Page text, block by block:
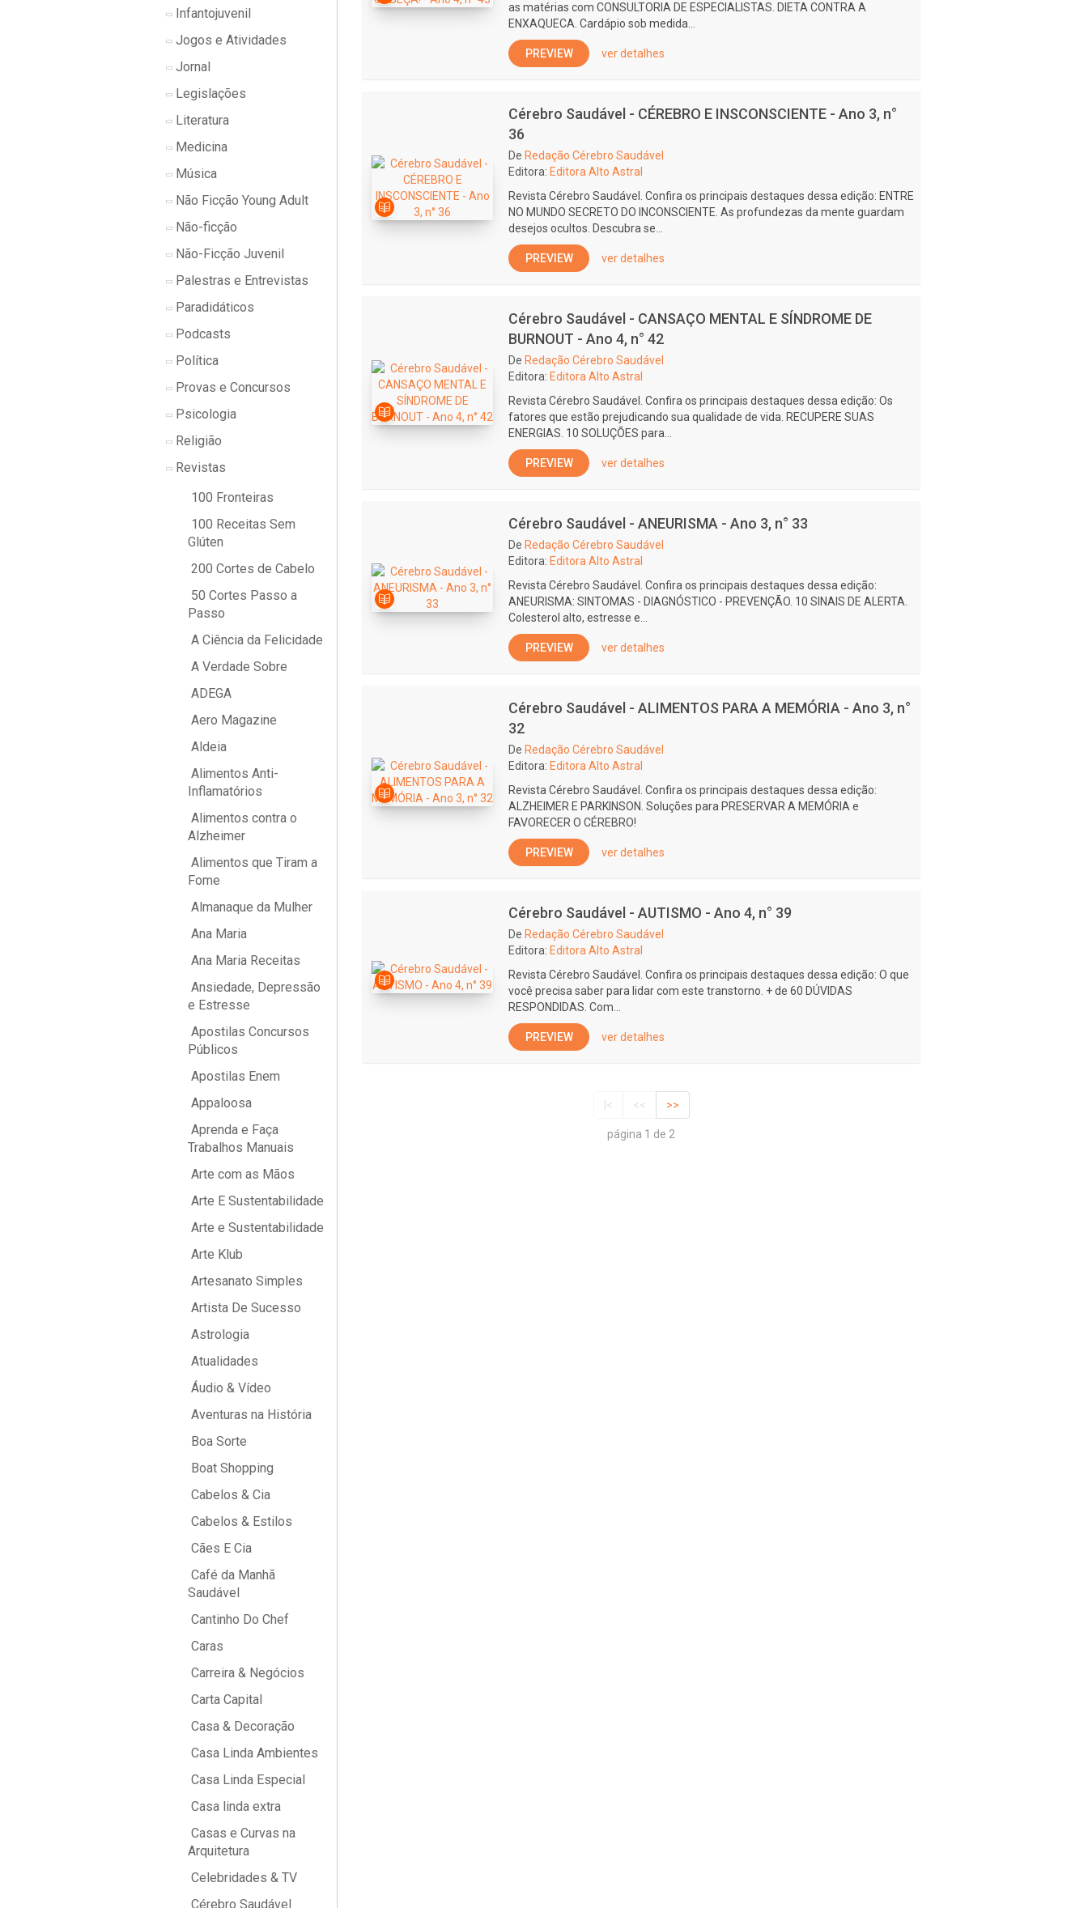
Infantojuvenil
Jogos e Atividades
Jornal
Legislações
Literatura
Medicina
Música
Não Ficção Young Adult
Não-ficção
Não-Ficção Juvenil
Palestras e Entrevistas
Paradidáticos
Podcasts
Política
Provas e Concursos
Psicologia
Religião
Revistas
100 Fronteiras
100 Receitas Sem
Glúten
200 Cortes de Cabelo
50 Cortes Passo a
Passo
A Ciência da Felicidade
A Verdade Sobre
ADEGA
Aero Magazine
Aldeia
Alimentos Anti-
Inflamatórios
Alimentos contra o
Alzheimer
Alimentos que Tiram a
Fome
Almanaque da Mulher
Ana Maria
Ana Maria Receitas
Ansiedade, Depressão
e Estresse
Apostilas Concursos
Públicos
Apostilas Enem
Appaloosa
Aprenda e Faça
Trabalhos Manuais
Arte com as Mãos
Arte E Sustentabilidade
Arte e Sustentabilidade
Arte Klub
Artesanato Simples
Artista De Sucesso
Astrologia
Atualidades
Áudio & Vídeo
Aventuras na História
Boa Sorte
Boat Shopping
Cabelos & Cia
Cabelos & Estilos
Cães E Cia
Café da Manhã
Saudável
Cantinho Do Chef
Caras
Carreira & Negócios
Carta Capital
Casa & Decoração
Casa Linda Ambientes
Casa Linda Especial
Casa linda extra
Casas e Curvas na
Arquitetura
Celebridades & TV
Cérebro Saudável
as matérias com CONSULTORIA DE ESPECIALISTAS. DIETA CONTRA A
ENXAQUECA. Cardápio sob medida...
PREVIEW ver detalhes
Cérebro Saudável - CÉREBRO E INSCONSCIENTE - Ano 3, n°
36
De Redação Cérebro Saudável
Editora: Editora Alto Astral
Revista Cérebro Saudável. Confira os principais destaques dessa edição: ENTRE
NO MUNDO SECRETO DO INCONSCIENTE. As profundezas da mente guardam
desejos ocultos. Descubra se...
PREVIEW ver detalhes
Cérebro Saudável - CANSAÇO MENTAL E SÍNDROME DE
BURNOUT - Ano 4, n° 42
De Redação Cérebro Saudável
Editora: Editora Alto Astral
Revista Cérebro Saudável. Confira os principais destaques dessa edição: Os
fatores que estão prejudicando sua qualidade de vida. RECUPERE SUAS
ENERGIAS. 10 SOLUÇÕES para...
PREVIEW ver detalhes
Cérebro Saudável - ANEURISMA - Ano 3, n° 33
De Redação Cérebro Saudável
Editora: Editora Alto Astral
Revista Cérebro Saudável. Confira os principais destaques dessa edição:
ANEURISMA: SINTOMAS - DIAGNÓSTICO - PREVENÇÃO. 10 SINAIS DE ALERTA.
Colesterol alto, estresse e...
PREVIEW ver detalhes
Cérebro Saudável - ALIMENTOS PARA A MEMÓRIA - Ano 3, n°
32
De Redação Cérebro Saudável
Editora: Editora Alto Astral
Revista Cérebro Saudável. Confira os principais destaques dessa edição:
ALZHEIMER E PARKINSON. Soluções para PRESERVAR A MEMÓRIA e
FAVORECER O CÉREBRO!
PREVIEW ver detalhes
Cérebro Saudável - AUTISMO - Ano 4, n° 39
De Redação Cérebro Saudável
Editora: Editora Alto Astral
Revista Cérebro Saudável. Confira os principais destaques dessa edição: O que
você precisa saber para lidar com este transtorno. + de 60 DÚVIDAS
RESPONDIDAS. Com...
PREVIEW ver detalhes
|< << >>
página 1 de 2